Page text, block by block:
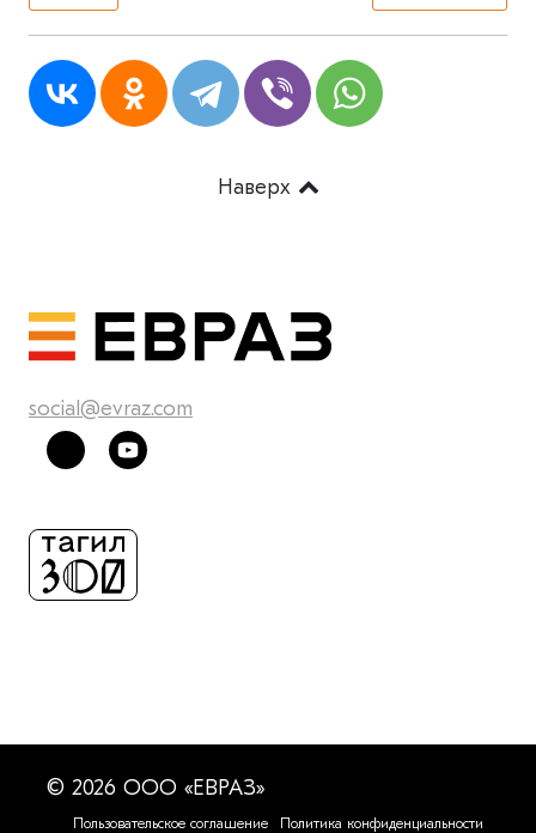
Наверх
social@evraz.com
© 2026 ООО «ЕВРАЗ»
Пользовательское соглашение Политика конфиденциальности